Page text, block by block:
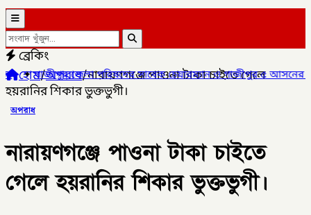
ব্রেকিং
পরিষদের সাবেক চেয়ারম্যান ও গাজীপুর ৫ আসনের সাবেক সংসদ
হোম/অপরাধ/নারায়ণগঞ্জে পাওনা টাকা চাইতে গেলে
হয়রানির শিকার ভুক্তভুগী।
অপরাধ
নারায়ণগঞ্জে পাওনা টাকা চাইতে
গেলে হয়রানির শিকার ভুক্তভুগী।